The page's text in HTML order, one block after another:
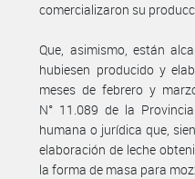
comercializaron su
Que, asimismo, están
hubiesen producido y
meses de febrero y
N° 11.089 de la
humana o jurídica que,
elaboración de leche
la forma de masa para